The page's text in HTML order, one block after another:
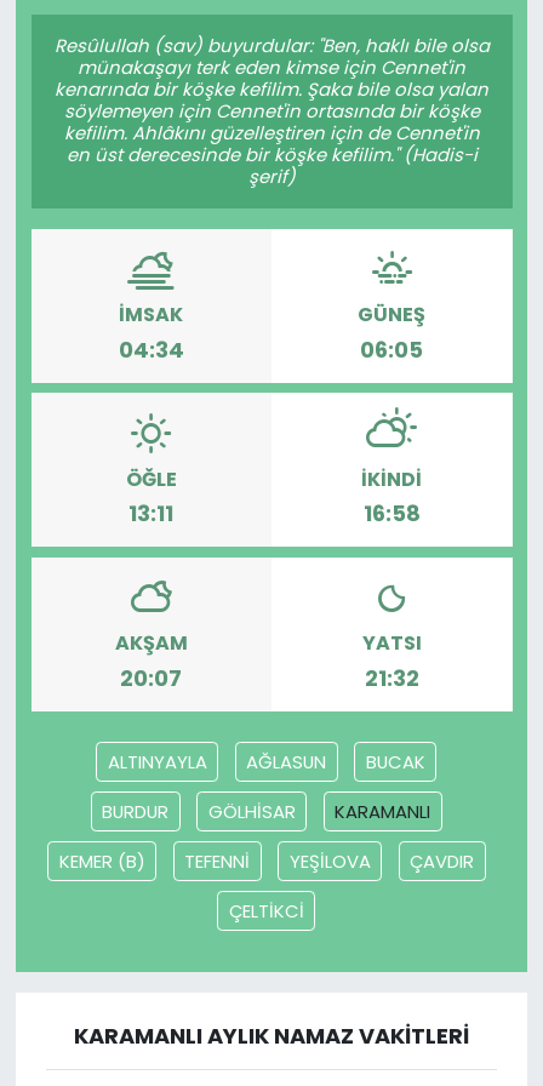
Resûlullah (sav) buyurdular: "Ben, haklı bile olsa
münakaşayı terk eden kimse için Cennet'in
kenarında bir köşke kefilim. Şaka bile olsa yalan
söylemeyen için Cennet'in ortasında bir köşke
kefilim. Ahlâkını güzelleştiren için de Cennet'in
en üst derecesinde bir köşke kefilim." (Hadis-i
şerif)
İMSAK
04:34
GÜNEŞ
06:05
ÖĞLE
13:11
İKINDI
16:58
AKŞAM
20:07
YATSI
21:32
ALTINYAYLA AĞLASUN
BUCAK
BURDUR
GÖLHİSAR
KARAMANLI
KEMER (B)
TEFENNİ YEŞİLOVA
ÇAVDIR
ÇELTİKCİ
KARAMANLI AYLIK NAMAZ VAKITLERI
Gündem
KKTC
KKTC YEREL SEÇİM 2018
Kültür Sanat
Magazin
Moda
Nöbetçi Eczaneler
Otomobil Dünyası
SAĞLIK
TÜRKiYE
Video Galeri
Yazarlar